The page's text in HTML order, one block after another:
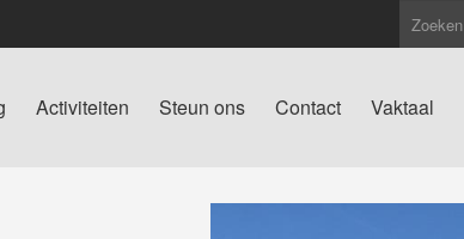
Activiteiten Steun ons Contact Vaktaal